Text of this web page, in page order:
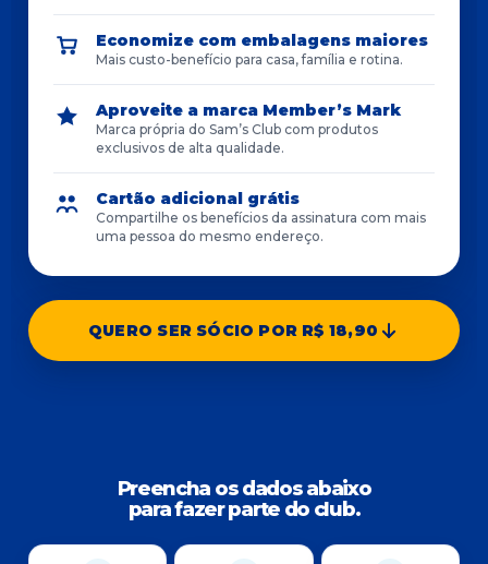
Economize com embalagens maiores
Mais custo-benefício para casa, família e rotina.
Aproveite a marca Member’s Mark
Marca própria do Sam’s Club com produtos
exclusivos de alta qualidade.
Cartão adicional grátis
Compartilhe os benefícios da assinatura com mais
uma pessoa do mesmo endereço.
QUERO SER SÓCIO POR R$ 18,90
Preencha os dados abaixo
para fazer parte do club.